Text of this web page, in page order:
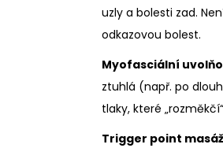
uzly a bolesti zad.
odkazovou bolest.
Myofasciální
ztuhlá (např. po
tlaky, které
Trigger point masáž